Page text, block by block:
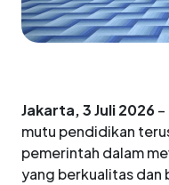
Jakarta, 3 Juli 2026
mutu pendidikan
pemerintah dalam
yang berkualitas dan